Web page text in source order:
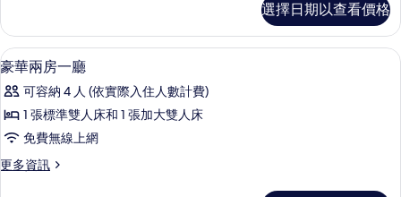
廳
（雙
床）
的
所
有
相
一
房
一
（雙
床）
詳
情
選擇日期以查看價格
顯
示
豪
華
房
50
豪華兩房一廳
可容納 4 人 (依實際入住人數計費)
1 張標準雙人床和 1 張加大雙人床
免費無線上網
更多資訊
更